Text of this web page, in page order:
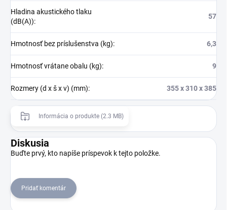
Hladina akustického tlaku
(dB(A)):
57
Hmotnosť bez príslušenstva (kg): 6,3
Hmotnosť vrátane obalu (kg): 9
Rozmery (d x š x v) (mm): 355 x 310 x 385
Informácia o produkte (2.3 MB)
Diskusia
Buďte prvý, kto napíše príspevok k tejto položke.
Pridať komentár